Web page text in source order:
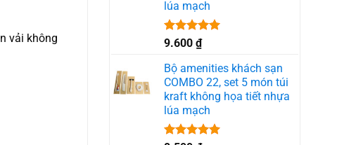
vải không
lúa mạch
Được xếp
5.00
5 sao
9.600 ₫
Bộ amenities khách sạn
COMBO 22, set 5 món túi
kraft không họa tiết nhựa
lúa mạch